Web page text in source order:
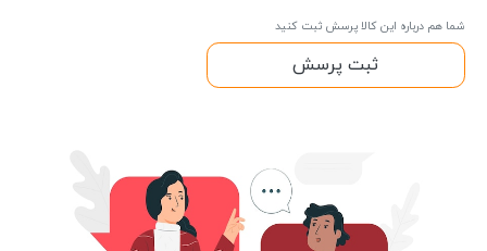
شما هم درباره این کالا پرسش ثبت کنید
ثبت پرسش